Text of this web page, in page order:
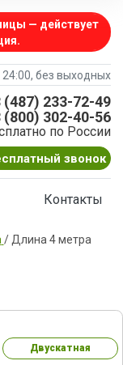
— действует
24:00, без выходных
(487) 233-72-49
(800) 302-40-56
по России
звонок
Контакты
/ Длина 4 метра
Двускатная